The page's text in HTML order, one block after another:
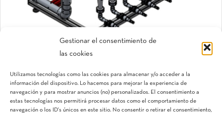
Gestionar el consentimiento de
las cookies
Utilizamos tecnologías como las cookies para almacenar y/o acceder a la
información del dispositivo. Lo hacemos para mejorar la experiencia de
navegación y para mostrar anuncios (no) personalizados. El consentimiento a
estas tecnologías nos permitirá procesar datos como el comportamiento de
navegación o los ID's únicos en este sitio. No consentir o retirar el consentimiento,
NutriKit ByPass
Sistema de dosificación